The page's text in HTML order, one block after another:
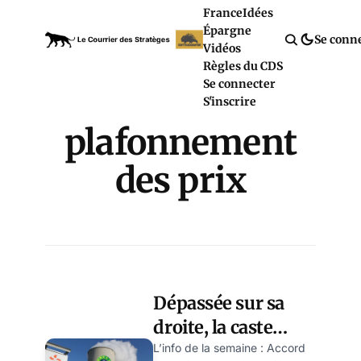
FranceIdées
Épargne
Vidéos
Règles du CDS
Se connecter
S'inscrire
Se
plafonnement
des prix
Dépassée sur sa
droite, la caste
dégauchit, rabote
L’info de la semaine : Accord